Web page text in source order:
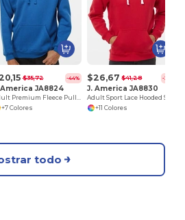
$35,72 -44%
America JA8824
Adult Premium Fleece Pullover Hooded Sweatshirt
+7 Colores
$26,67 $41,28 -35%
J. America JA8830
+11 Colores
todo